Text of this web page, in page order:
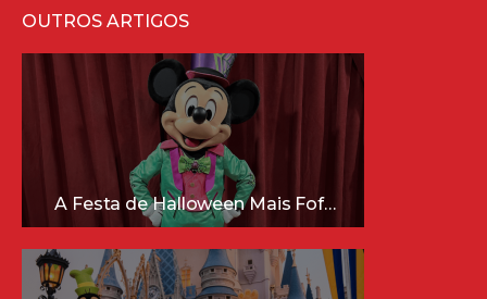
OUTROS ARTIGOS
A Festa de Halloween Mais Fofa da Disney Está Chegando!